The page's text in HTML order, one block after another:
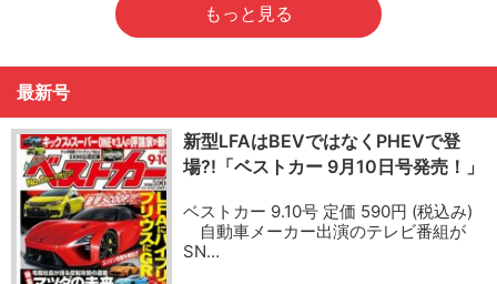
もっと見る
最新号
新型LFAはBEVではなくPHEVで登
場?!「ベストカー 9月10日号発売！」
ベストカー 9.10号 定価 590円 (税込み)
自動車メーカー出演のテレビ番組が
SN…